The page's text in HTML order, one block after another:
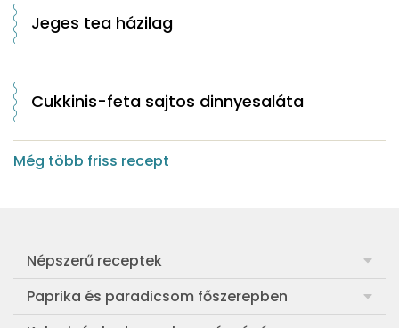
Jeges tea házilag
Cukkinis-feta sajtos dinnyesaláta
Még több friss recept
Népszerű receptek
Frankfurti leves
Egyszerű muffin
Paprika és paradicsom főszerepben